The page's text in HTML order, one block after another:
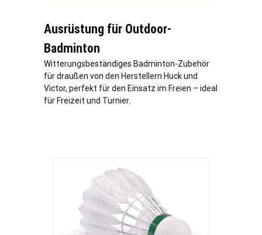
Ausrüstung für Outdoor-
Badminton
Witterungsbeständiges Badminton-Zubehör
für draußen von den Herstellern Huck und
Victor, perfekt für den Einsatz im Freien – ideal
für Freizeit und Turnier.